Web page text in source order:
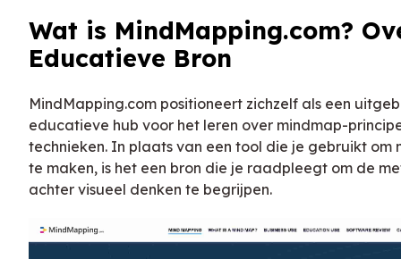
Wat is MindMapping.com?
Educatieve Bron
MindMapping.com positioneert zichzelf als een
educatieve hub voor het leren over mindmap-
technieken. In plaats van een tool die je gebruikt om
te maken, is het een bron die je raadpleegt om de
achter visueel denken te begrijpen.